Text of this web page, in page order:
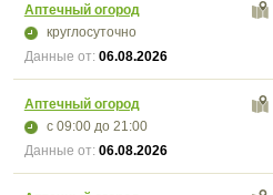
Аптечный огород
круглосуточно
Данные от: 06.08.2026
Аптечный огород
с 09:00до 21:00
Данные от: 06.08.2026